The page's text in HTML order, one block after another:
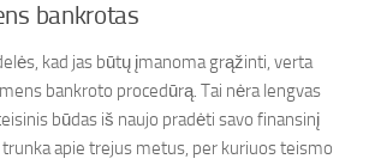
bankrotas
kad jas būtų įmanoma grąžinti, verta
bankroto procedūrą. Tai nėra lengvas
būdas iš naujo pradėti savo finansinį
apie trejus metus, per kuriuos teismo